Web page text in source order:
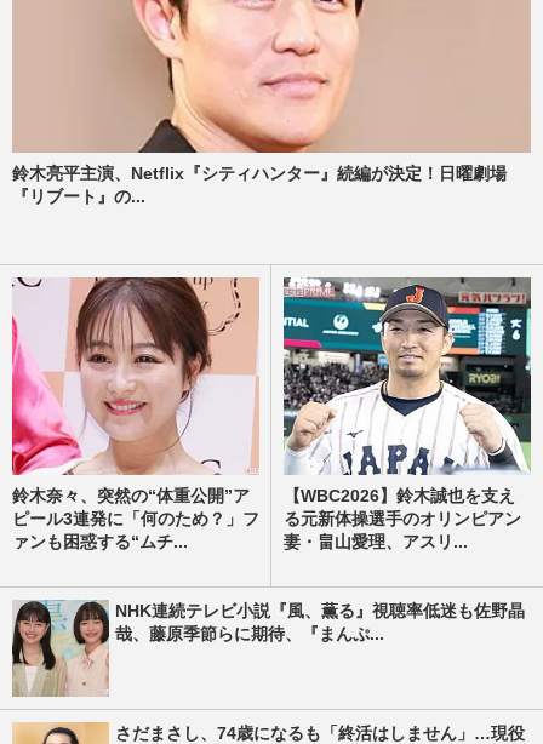
鈴木亮平主演、Netflix『シティハンター』続編が決定！日曜劇場
『リブート』の...
鈴木奈々、突然の“体重公開”ア
ピール3連発に「何のため？」フ
ァンも困惑する“ムチ...
【WBC2026】鈴木誠也を支え
る元新体操選手のオリンピアン
妻・畠山愛理、アスリ...
NHK連続テレビ小説『風、薫る』視聴率低迷も佐野晶
哉、藤原季節らに期待、『まんぷ...
さだまさし、74歳になるも「終活はしません」…現役